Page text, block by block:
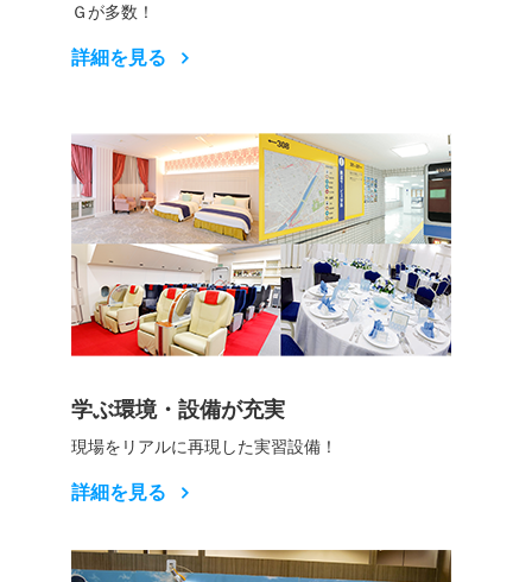
Ｇが多数！
詳細を見る
学ぶ環境・設備が充実
現場をリアルに再現した実習設備！
詳細を見る